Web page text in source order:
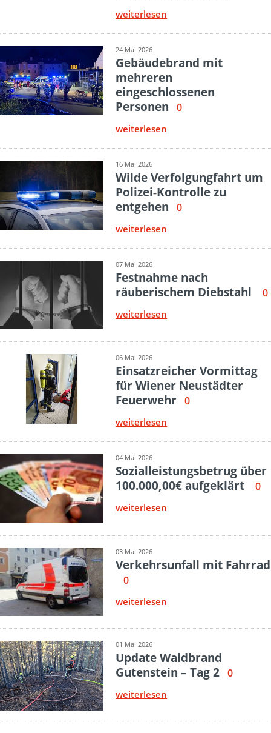
weiterlesen
24 Mai 2026
Gebäudebrand mit
mehreren
eingeschlossenen
Personen
0
weiterlesen
16 Mai 2026
Wilde Verfolgungfahrt um
Polizei-Kontrolle zu
entgehen
0
weiterlesen
07 Mai 2026
Festnahme nach
räuberischem Diebstahl
0
weiterlesen
06 Mai 2026
Einsatzreicher Vormittag
für Wiener Neustädter
Feuerwehr
0
weiterlesen
04 Mai 2026
Sozialleistungsbetrug über
100.000,00€ aufgeklärt
0
weiterlesen
03 Mai 2026
Verkehrsunfall mit Fahrrad
0
weiterlesen
01 Mai 2026
Update Waldbrand
Gutenstein – Tag 2
0
weiterlesen